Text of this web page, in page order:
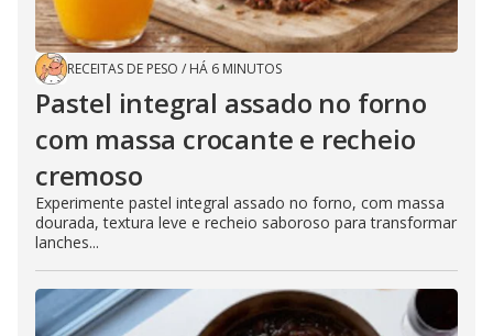
RECEITAS DE PESO / HÁ 6 MINUTOS
Pastel integral assado no forno
com massa crocante e recheio
cremoso
Experimente pastel integral assado no forno, com massa
dourada, textura leve e recheio saboroso para transformar
lanches...